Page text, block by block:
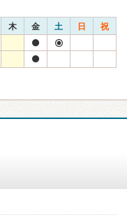
木 金 土 日 祝